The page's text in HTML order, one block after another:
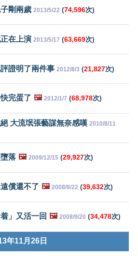
剛兩歲 2013/5/22 (74,596次)
在上演 2013/5/17 (63,669次)
證明了兩件事 2012/8/3 (21,827次)
完蛋了 🖼️ 2012/1/7 (68,978次)
大流氓張藝謀無奈感嘆 2010/8/11
落 🖼️ 2009/12/15 (29,927次)
償還不了 🖼️ 2008/9/22 (39,632次)
」又活一回 🖼️ 2008/9/20 (34,478次)
年11月26日